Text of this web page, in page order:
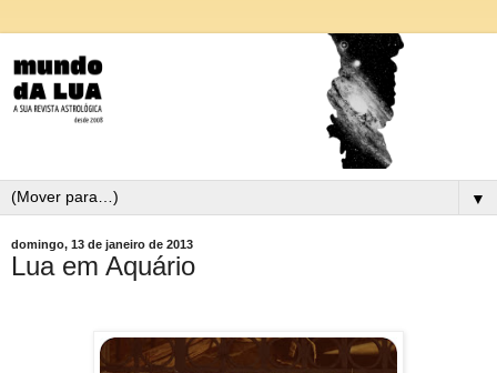
▼
domingo, 13 de janeiro de 2013
Lua em Aquário